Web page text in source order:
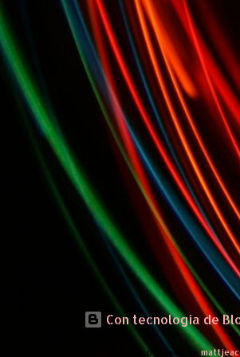
Con tecnología de
Imágenes del tema de